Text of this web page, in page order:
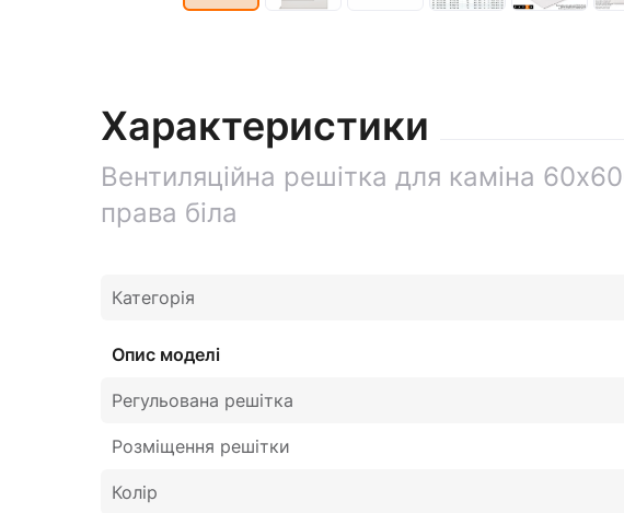
Характеристики
Вентиляційна решітка для каміна
права біла
Категорія
Опис моделі
Регульована решітка
Розміщення решітки
Колір